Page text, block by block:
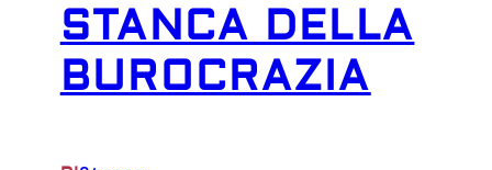
STANCA DELLA
BUROCRAZIA